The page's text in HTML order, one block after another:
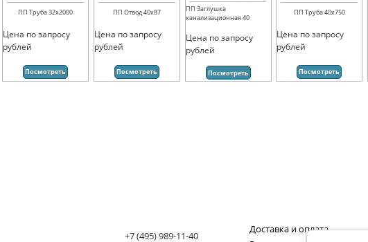
ПП Труба 32х2000
Цена по запросу
рублей
Посмотреть
ПП Отвод 40х87
Цена по запросу
рублей
Посмотреть
ПП Заглушка
канализационная 40
Цена по запросу
рублей
Посмотреть
ПП Труба 40х750
Цена по запросу
рублей
Посмотреть
+7 (495) 989-11-40
Доставка и оплата